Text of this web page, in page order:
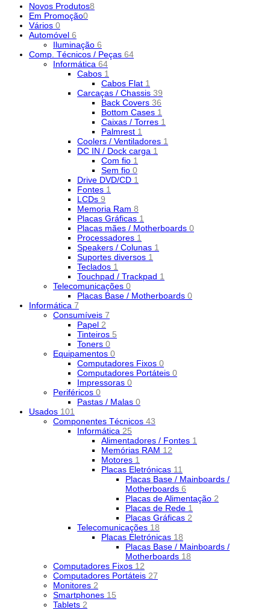
Novos Produtos8
Em Promoção0
Vários 0
Automóvel 6
Iluminação 6
Comp. Técnicos / Peças 64
Informática 64
Cabos 1
Cabos Flat 1
Carcaças / Chassis 39
Back Covers 36
Bottom Cases 1
Caixas / Torres 1
Palmrest 1
Coolers / Ventiladores 1
DC IN / Dock carga 1
Com fio 1
Sem fio 0
Drive DVD/CD 1
Fontes 1
LCDs 9
Memoria Ram 8
Placas Gráficas 1
Placas mães / Motherboards 0
Processadores 1
Speakers / Colunas 1
Suportes diversos 1
Teclados 1
Touchpad / Trackpad 1
Telecomunicações 0
Placas Base / Motherboards 0
Informática 7
Consumíveis 7
Papel 2
Tinteiros 5
Toners 0
Equipamentos 0
Computadores Fixos 0
Computadores Portáteis 0
Impressoras 0
Periféricos 0
Pastas / Malas 0
Usados 101
Componentes Técnicos 43
Informática 25
Alimentadores / Fontes 1
Memórias RAM 12
Motores 1
Placas Eletrónicas 11
Placas Base / Mainboards /
Motherboards 6
Placas de Alimentação 2
Placas de Rede 1
Placas Gráficas 2
Telecomunicações 18
Placas Eletrónicas 18
Placas Base / Mainboards /
Motherboards 18
Computadores Fixos 12
Computadores Portáteis 27
Monitores 2
Smartphones 15
Tablets 2